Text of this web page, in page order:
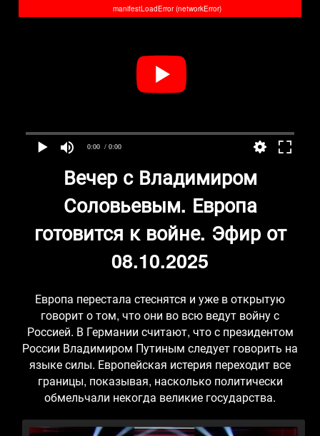
0:00 / 0:00
manifestLoadError (networkError)
Вечер с Владимиром
Соловьевым. Европа
готовится к войне. Эфир от
08.10.2025
Европа перестала стеснятся и уже в открытую
говорит о том, что они во всю ведут войну с
Россией. В Германии считают, что с президентом
России Владимиром Путиным следует говорить на
языке силы. Европейская истерия переходит все
границы, показывая, насколько политически
обмельчали некогда великие государства.